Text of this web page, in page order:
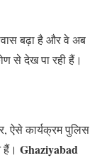
बढ़ा है और वे अब
से देख पा रही हैं।
ऐसे कार्यक्रम पुलिस
Ghaziyabad